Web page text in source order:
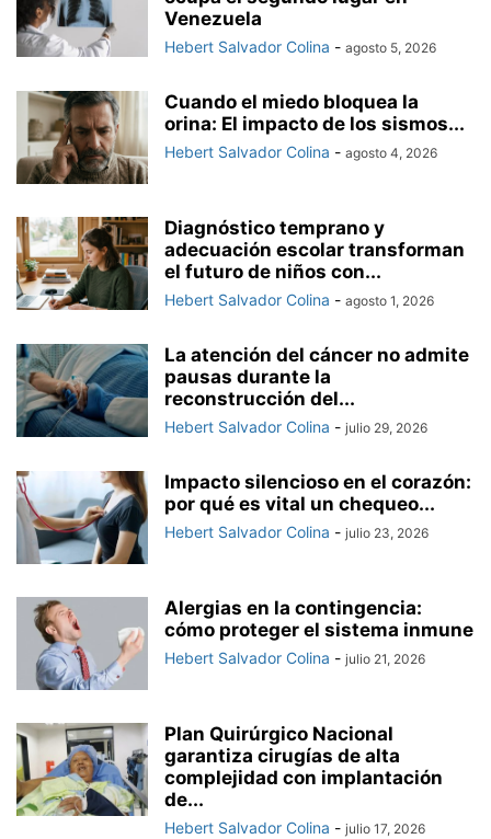
Venezuela
Hebert Salvador Colina - agosto 5, 2026
Cuando el miedo bloquea la
orina: El impacto de los sismos...
Hebert Salvador Colina - agosto 4, 2026
Diagnóstico temprano y
adecuación escolar transforman
el futuro de niños con...
Hebert Salvador Colina - agosto 1, 2026
La atención del cáncer no admite
pausas durante la
reconstrucción del...
Hebert Salvador Colina - julio 29, 2026
Impacto silencioso en el corazón:
por qué es vital un chequeo...
Hebert Salvador Colina - julio 23, 2026
Alergias en la contingencia:
cómo proteger el sistema inmune
Hebert Salvador Colina - julio 21, 2026
Plan Quirúrgico Nacional
garantiza cirugías de alta
complejidad con implantación
de...
Hebert Salvador Colina - julio 17, 2026